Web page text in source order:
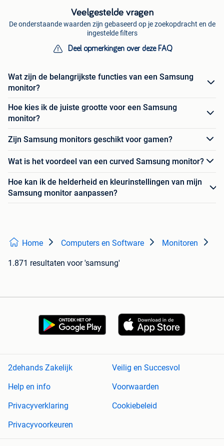
Veelgestelde vragen
De onderstaande waarden zijn gebaseerd op je zoekopdracht en de
ingestelde filters
Deel opmerkingen over deze FAQ
Wat zijn de belangrijkste functies van een Samsung
monitor?
Hoe kies ik de juiste grootte voor een Samsung
monitor?
Zijn Samsung monitors geschikt voor gamen?
Wat is het voordeel van een curved Samsung monitor?
Hoe kan ik de helderheid en kleurinstellingen van mijn
Samsung monitor aanpassen?
Home Computers en Software Monitoren
1.871 resultaten voor 'samsung'
2dehands Zakelijk
Veilig en Succesvol
Help en info
Voorwaarden
Privacyverklaring
Cookiebeleid
Privacyvoorkeuren